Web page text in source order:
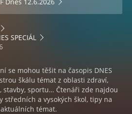
SPECIÁL
se mohou těšit na časopis DNES
škálu témat z oblasti zdraví,
sportu… Čtenáři zde najdou
středních a vysokých škol, tipy na
témat.